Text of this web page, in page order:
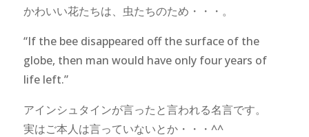
かわいい花たちは、虫たちのため・・・。
“If the bee disappeared off the surface of the
globe, then man would have only four years of
life left.”
アインシュタインが言ったと言われる名言です。
実はご本人は言っていないとか・・・^^